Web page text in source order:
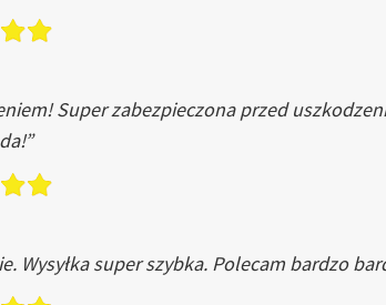
Super zabezpieczona przed
Wysyłka super szybka. Polecam bardzo